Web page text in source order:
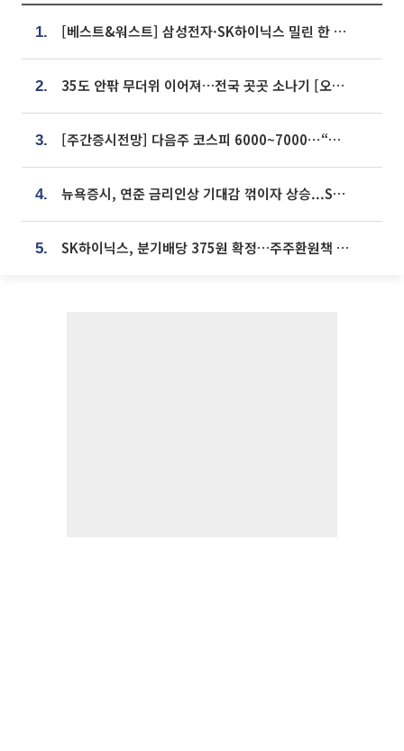
1. [베스트&워스트] 삼성전자·SK하이닉스 밀린 한 주…상상인증권은 85% 급등
2. 35도 안팎 무더위 이어져…전국 곳곳 소나기 [오늘 날씨]
3. [주간증시전망] 다음주 코스피 6000~7000⋯“外人 수급은 정책이 변수”
4. 뉴욕증시, 연준 금리인상 기대감 꺾이자 상승...S&P500 사상 최고치 [종합]
5. SK하이닉스, 분기배당 375원 확정…주주환원책 9월로 앞당겨 발표